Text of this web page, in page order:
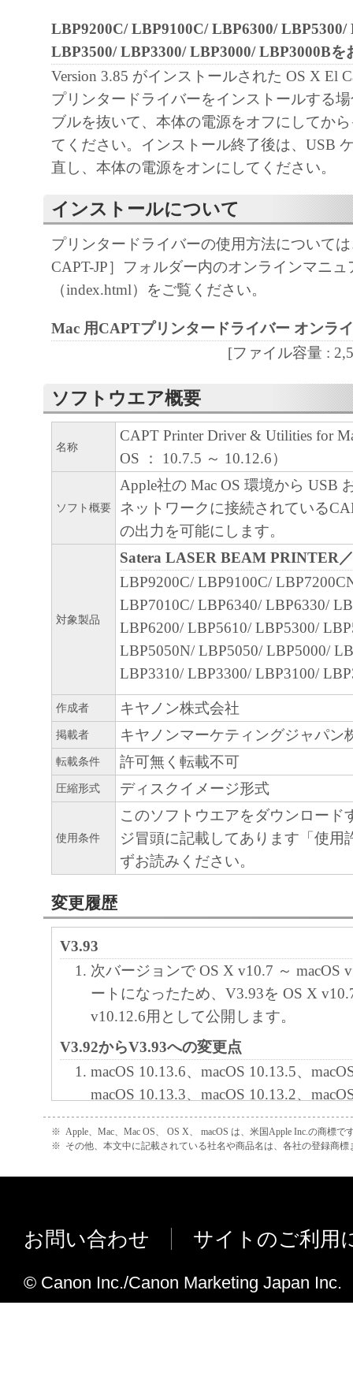
契約書においては、「本ソフトウェア」を
の記憶媒体上にインストールすること、ま
ターにおいて表示すること、アクセスする
実行することのいずれも含むものとします
非独占的権利をお客様に対して許諾します
た「指定機器」にネットワークを通じて接
ューター上で、かかるコンピューターの使
「本ソフトウェア」を使用させることがで
るコンピューターの使用者に本契約書上の
を遵守させるとともに、その履行に関し全
を条件とします。
(2) お客様は、上記(1)に基づいて「本ソフ
部、複製することができます。
(3) 上記(1)および(2)に定める場合を除き、
と黙示たるとを問わず、本契約書によって
るいは許諾されるものではありません。
(1) お客様は、再使用許諾、譲渡、販売、
くは貸与その他の方法により、第三者に「
ア」を使用させることはできません。
(2) お客様は、「本ソフトウェア」の全部
正、改変、逆コンパイル、逆アセンブル、
エンジニアリング等することはできません
このような行為をさせてはなりません。
３．著作権表示
お客様は、「本ソフトウェア」に含まれる
キヤノンのライセンサーの著作権表示を変
しくは削除してはなりません。
４．所有権
「本ソフトウェア」に係る権原および所有
によりキヤノンまたはキヤノンのライセン
す。
５．輸出
お客様は、日本国政府または関連する外国
許可等を得ることなしに、「本ソフトウェ
は一部を、直接または間接に輸出してはな
６．サポートおよびアップデート
キヤノン、キヤノンの子会社、関係会社、
理店および販売店、並びにキヤノンのライ
客様による「本ソフトウェア」の使用を支
よび「本ソフトウェア」に対してアップデ
正あるいはサポートを行うことについて、
負うものではありません。
７．保証の否認・免責
(1) 「本ソフトウェア」は、『現状のまま
たは販売店のいずれも、「本ソフトウェア
保証も、明示たると黙示たるとを問わず一
LBP9200C/ LBP9100C/ LBP6300/ LBP5300/
LBP3500/ LBP3300/ LBP3000/ LBP3000Bを
Version 3.85 がインストールされた OS X El
プリンタードライバーをインストールする
ブルを抜いて、本体の電源をオフにしてか
てください。インストール終了後は、USB
直し、本体の電源をオンにしてください。
インストールについて
プリンタードライバーの使用方法について
CAPT-JP］フォルダー内のオンラインマニュ
（index.html）をご覧ください。
Mac 用CAPTプリンタードライバー オンラ
[ファイル容量 :
ソフトウエア概要
名称
CAPT Printer Driver & Utilities for
OS ： 10.7.5 ～ 10.12.6）
ソフト概要
Apple社の Mac OS 環境から USB
ネットワークに接続されている
の出力を可能にします。
対象製品
Satera LASER BEAM PRINTER
LBP9200C/ LBP9100C/
LBP7010C/ LBP6340/ LBP6330/
LBP6200/ LBP5610/ LBP5300/
LBP5050N/ LBP5050/ LBP5000/
LBP3310/ LBP3300/ LBP3100/
作成者 キヤノン株式会社
掲載者 キヤノンマーケティングジャパン
転載条件 許可無く転載不可
圧縮形式 ディスクイメージ形式
使用条件
このソフトウエアをダウンロード
ジ冒頭に記載してあります「使用
ずお読みください。
変更履歴
V3.93
次バージョンで OS X v10.7 ～ macOS
ートになったため、V3.93を OS X
v10.12.6用として公開します。
V3.92からV3.93への変更点
macOS 10.13.6、macOS 10.13.5、
macOS 10.13.3、macOS 10.13.2、
macOS 10.13に対応しました。
V3.90からV3.92への変更点
macOS v10.12.6、macOS v10.12.5、
ワーク受信接続を許可しますか？」メ
てしまう不具合に対応しました。
※ Apple、Mac、Mac OS、 OS X、 macOS は、米国Apple Inc.の商標で
※ その他、本文中に記載されている社名や商品名は、各社の登録商標
お問い合わせ サイトのご利用
© Canon Inc./Canon Marketing Japan Inc.